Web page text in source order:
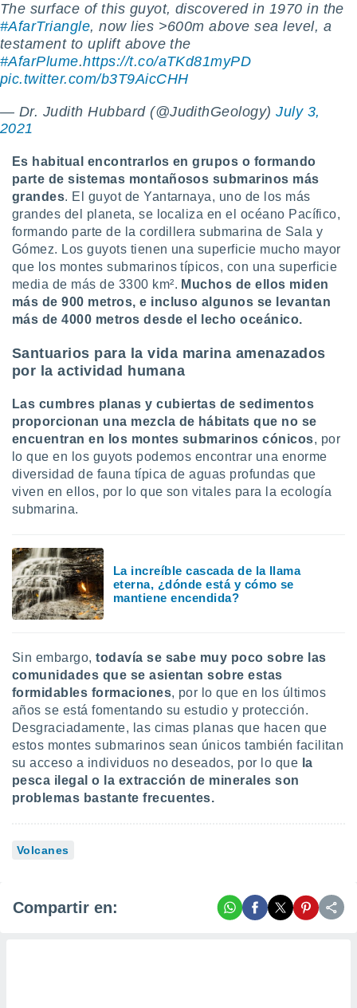
The surface of this guyot, discovered in 1970 in the
#AfarTriangle, now lies >600m above sea level, a
testament to uplift above the
#AfarPlume.https://t.co/aTKd81myPD
pic.twitter.com/b3T9AicCHH
— Dr. Judith Hubbard (@JudithGeology)July 3,
2021
Es habitual encontrarlos en grupos o formando
parte de sistemas montañosos submarinos más
grandes. El guyot de Yantarnaya, uno de los más
grandes del planeta, se localiza en el océano Pacífico,
formando parte de la cordillera submarina de Sala y
Gómez. Los guyots tienen una superficie mucho mayor
que los montes submarinos típicos, con una superficie
media de más de 3300 km². Muchos de ellos miden
más de 900 metros, e incluso algunos se levantan
más de 4000 metros desde el lecho oceánico.
Santuarios para la vida marina amenazados
por la actividad humana
Las cumbres planas y cubiertas de sedimentos
proporcionan una mezcla de hábitats que no se
encuentran en los montes submarinos cónicos, por
lo que en los guyots podemos encontrar una enorme
diversidad de fauna típica de aguas profundas que
viven en ellos, por lo que son vitales para la ecología
submarina.
La increíble cascada de la llama
eterna, ¿dónde está y cómo se
mantiene encendida?
Sin embargo,todavía se sabe muy poco sobre las
comunidades que se asientan sobre estas
formidables formaciones, por lo que en los últimos
años se está fomentando su estudio y protección.
Desgraciadamente, las cimas planas que hacen que
estos montes submarinos sean únicos también facilitan
su acceso a individuos no deseados, por lo que la
pesca ilegal o la extracción de minerales son
problemas bastante frecuentes.
Volcanes
Compartir en: